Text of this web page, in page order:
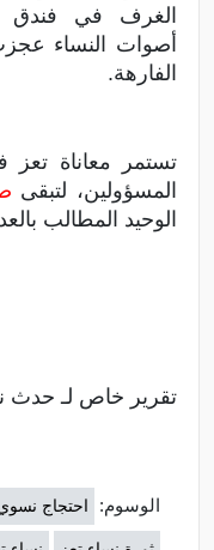
الغرف في فندق
أصوات النساء
الفارهة.
تستمر معاناة
المسؤولين، لتبقى
الوحيد المطالب
تقرير خاص لـ حدث
الوسوم: احتجاج